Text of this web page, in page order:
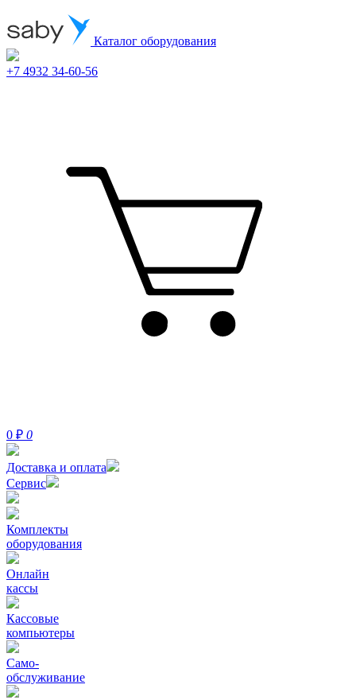
Каталог оборудования
+7 4932 34-60-56
0 ₽ 0
Доставка и оплата
Сервис
Комплекты
оборудования
Онлайн
кассы
Кассовые
компьютеры
Само-
обслуживание